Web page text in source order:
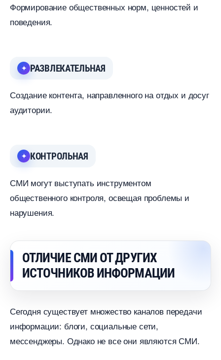
Формирование общественных норм, ценностей и
поведения.
РАЗВЛЕКАТЕЛЬНАЯ
Создание контента, направленного на отдых и досу
аудитории.
КОНТРОЛЬНАЯ
СМИ могут выступать инструментом
общественного контроля, освещая проблемы и
нарушения.
ОТЛИЧИЕ СМИ ОТ ДРУГИХ
ИСТОЧНИКОВ ИНФОРМАЦИИ
Сегодня существует множество каналов передачи
информации: блоги, социальные сети,
мессенджеры. Однако не все они являются СМИ.